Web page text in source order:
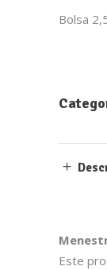
Bolsa
Este
Por favor,
1 ×